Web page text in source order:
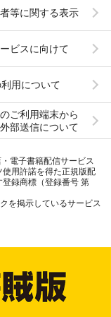
等に関する表示
ビスに向けて
用について
ご利用端末から
部送信について
電子書籍配信サービス
用許諾を得た正規版配
録商標（登録番号 第
を掲示しているサービス